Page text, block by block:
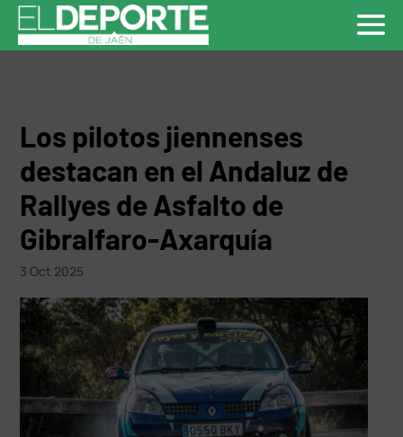
Los pilotos jiennenses
destacan en el Andaluz de
Rallyes de Asfalto de
Gibralfaro-Axarquía
3 Oct 2025